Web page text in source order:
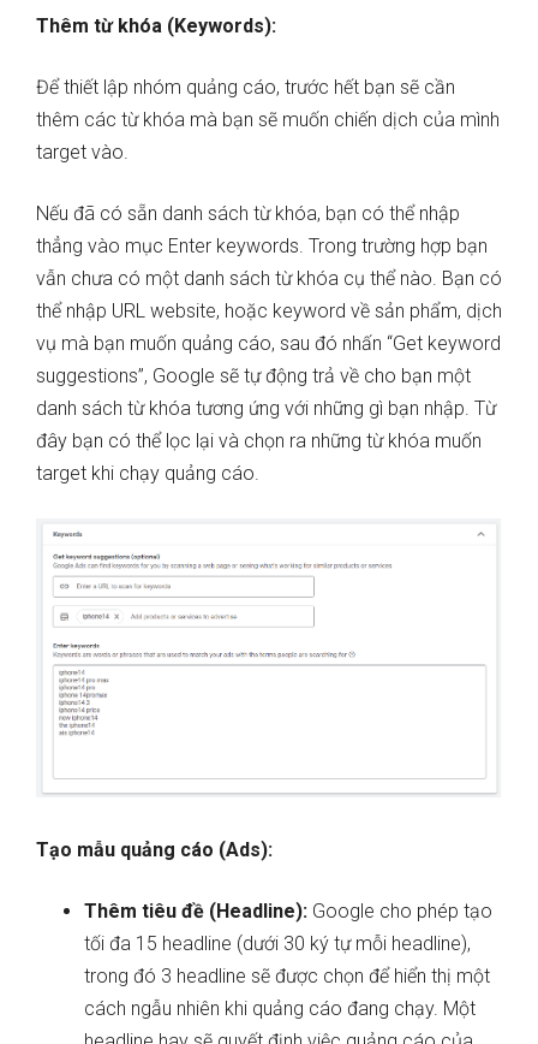
Thêm từ khóa (Keywords):
Để thiết lập nhóm quảng cáo, trước hết bạn sẽ cần
thêm các từ khóa mà bạn sẽ muốn chiến dịch của mình
target vào.
Nếu đã có sẵn danh sách từ khóa, bạn có thể nhập
thẳng vào mục Enter keywords. Trong trường hợp bạn
vẫn chưa có một danh sách từ khóa cụ thể nào. Bạn có
thể nhập URL website, hoặc keyword về sản phẩm, dịch
vụ mà bạn muốn quảng cáo, sau đó nhấn “Get keyword
suggestions”, Google sẽ tự động trả về cho bạn một
danh sách từ khóa tương ứng với những gì bạn nhập. Từ
đây bạn có thể lọc lại và chọn ra những từ khóa muốn
target khi chạy quảng cáo.
Tạo mẫu quảng cáo (Ads):
Thêm tiêu đề (Headline): Google cho phép tạo
tối đa 15 headline (dưới 30 ký tự mỗi headline),
trong đó 3 headline sẽ được chọn để hiển thị một
cách ngẫu nhiên khi quảng cáo đang chạy. Một